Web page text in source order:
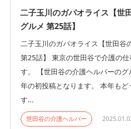
二子玉川のガパオライス【世
グルメ 第25話】
二子玉川のガパオライス【世田谷
第25話】 東京の世田谷で介護の
す。 【世田谷の介護ヘルパーの
年の初投稿となります。 本年もど
す...
世田谷の介護ヘルパー